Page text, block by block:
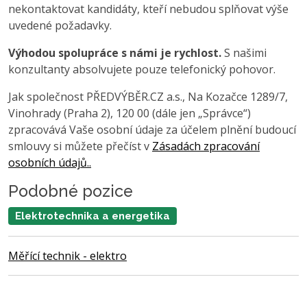
nekontaktovat kandidáty, kteří nebudou splňovat výše
uvedené požadavky.
Výhodou spolupráce s námi je rychlost.S našimi
konzultanty absolvujete pouze telefonický pohovor.
Jak společnost PŘEDVÝBĚR.CZ a.s., Na Kozačce 1289/7,
Vinohrady (Praha 2), 120 00 (dále jen „Správce“)
zpracovává Vaše osobní údaje za účelem plnění budoucí
smlouvy si můžete přečíst v Zásadách zpracování
osobních údajů..
Podobné pozice
Elektrotechnika a energetika
Měřící technik - elektro